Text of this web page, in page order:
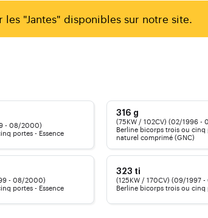
"Jantes" disponibles sur notre site.
- 08/2000)
portes - Essence
316 g
(75KW / 102CV) (02/1996 -
Berline bicorps trois ou cinq
naturel comprimé (GNC)
- 08/2000)
portes - Essence
323 ti
(125KW / 170CV) (09/1997
Berline bicorps trois ou cinq